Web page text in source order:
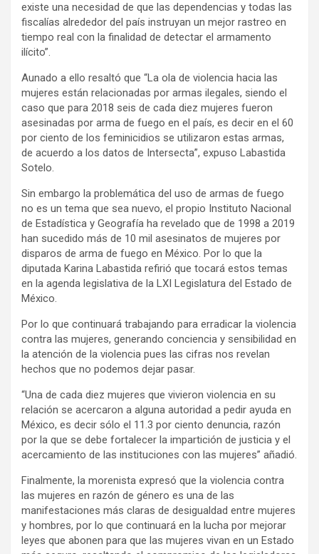
existe una necesidad de que las dependencias y todas las
fiscalías alrededor del país instruyan un mejor rastreo en
tiempo real con la finalidad de detectar el armamento
ilícito”.
Aunado a ello resaltó que “La ola de violencia hacia las
mujeres están relacionadas por armas ilegales, siendo el
caso que para 2018 seis de cada diez mujeres fueron
asesinadas por arma de fuego en el país, es decir en el 60
por ciento de los feminicidios se utilizaron estas armas,
de acuerdo a los datos de Intersecta”, expuso Labastida
Sotelo.
Sin embargo la problemática del uso de armas de fuego
no es un tema que sea nuevo, el propio Instituto Nacional
de Estadística y Geografía ha revelado que de 1998 a 2019
han sucedido más de 10 mil asesinatos de mujeres por
disparos de arma de fuego en México. Por lo que la
diputada Karina Labastida refirió que tocará estos temas
en la agenda legislativa de la LXI Legislatura del Estado de
México.
Por lo que continuará trabajando para erradicar la violencia
contra las mujeres, generando conciencia y sensibilidad en
la atención de la violencia pues las cifras nos revelan
hechos que no podemos dejar pasar.
“Una de cada diez mujeres que vivieron violencia en su
relación se acercaron a alguna autoridad a pedir ayuda en
México, es decir sólo el 11.3 por ciento denuncia, razón
por la que se debe fortalecer la impartición de justicia y el
acercamiento de las instituciones con las mujeres” añadió.
Finalmente, la morenista expresó que la violencia contra
las mujeres en razón de género es una de las
manifestaciones más claras de desigualdad entre mujeres
y hombres, por lo que continuará en la lucha por mejorar
leyes que abonen para que las mujeres vivan en un Estado